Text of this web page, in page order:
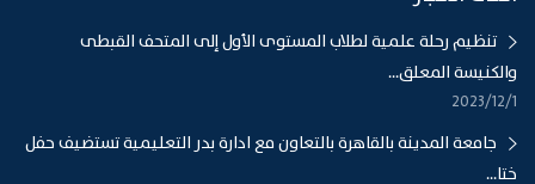
تنظيم رحلة علمية لطلاب المستوى الأول إلى المتحف القبطى
والكنيسة المعلق...
1‏‏/12‏‏/2023
جامعة المدينة بالقاهرة بالتعاون مع ادارة بدر التعليمية تستضيف حفل
ختا...